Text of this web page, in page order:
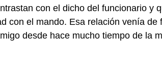
con el dicho del funcionario y
con el mando. Esa relación venía de
desde hace mucho tiempo de la